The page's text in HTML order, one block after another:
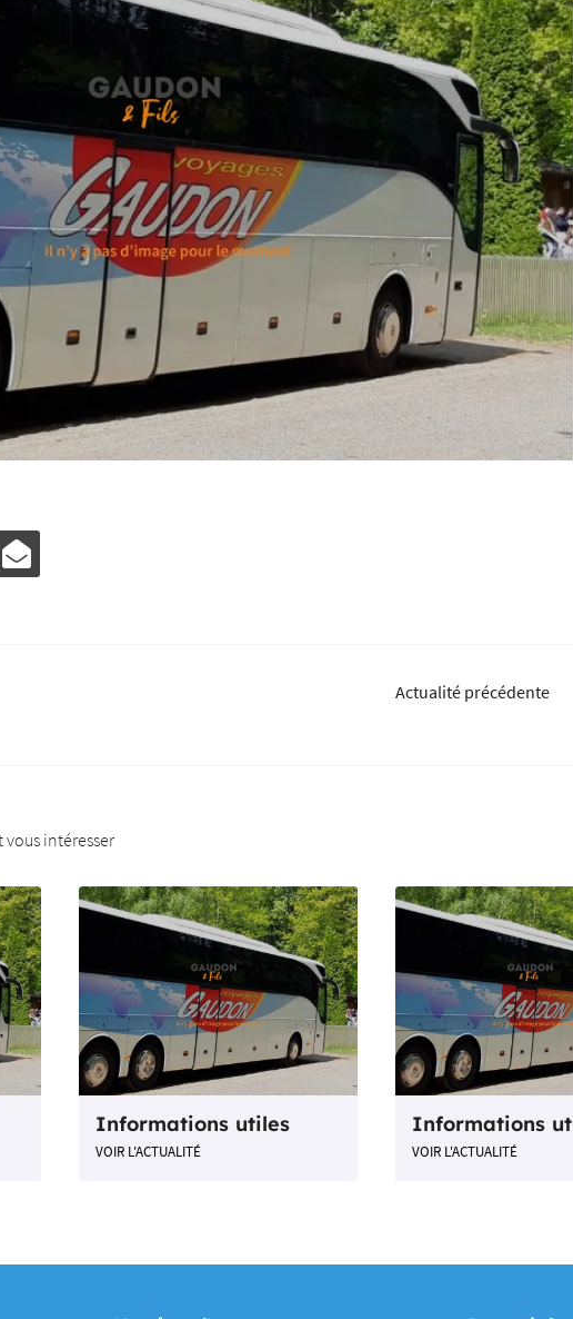
Actualité précédente
intéresser
Informations utiles
VOIR L'ACTUALITÉ
Informations
VOIR L'ACTUALITÉ